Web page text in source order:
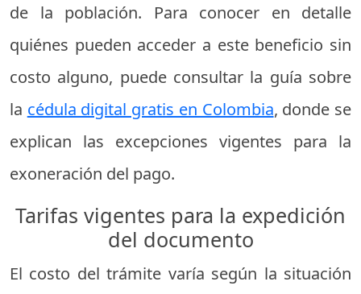
de la población. Para conocer en detalle
quiénes pueden acceder a este beneficio sin
costo alguno, puede consultar la guía sobre
la cédula digital gratis en Colombia, donde se
explican las excepciones vigentes para la
exoneración del pago.
Tarifas vigentes para la expedición
del documento
El costo del trámite varía según la situación